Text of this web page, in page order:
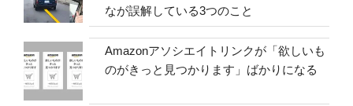
なが誤解している3つのこと
Amazonアソシエイトリンクが「欲しいも
のがきっと見つかります」ばかりになる